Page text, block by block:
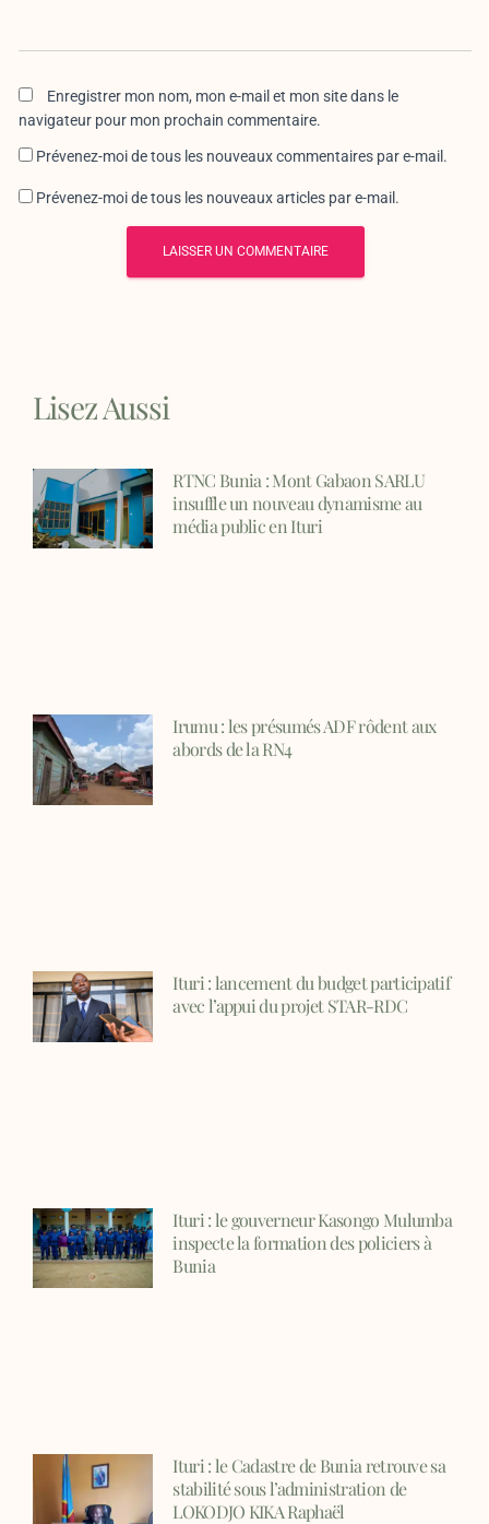
Enregistrer mon nom, mon e-mail et mon site dans le
navigateur pour mon prochain commentaire.
Prévenez-moi de tous les nouveaux commentaires par e-mail.
Prévenez-moi de tous les nouveaux articles par e-mail.
Lisez Aussi
RTNC Bunia : Mont Gabaon SARLU
insuffle un nouveau dynamisme au
média public en Ituri
Irumu : les présumés ADF rôdent aux
abords de la RN4
Ituri : lancement du budget participatif
avec l’appui du projet STAR-RDC
Ituri : le gouverneur Kasongo Mulumba
inspecte la formation des policiers à
Bunia
Ituri : le Cadastre de Bunia retrouve sa
stabilité sous l’administration de
LOKODJO KIKA Raphaël